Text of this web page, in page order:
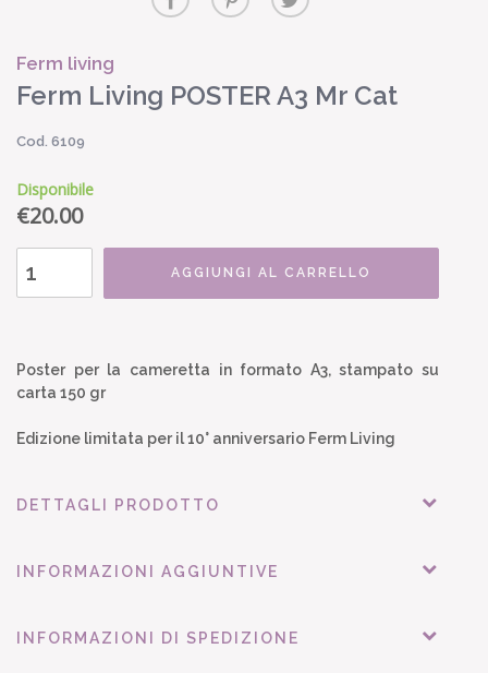
Ferm living
Ferm Living POSTER A3 Mr Cat
Cod. 6109
Disponibile
€20.00
AGGIUNGI AL CARRELLO
Poster per la cameretta in formato A3, stampato su
carta 150 gr
Edizione limitata per il 10° anniversario Ferm Living
DETTAGLI PRODOTTO
INFORMAZIONI AGGIUNTIVE
INFORMAZIONI DI SPEDIZIONE